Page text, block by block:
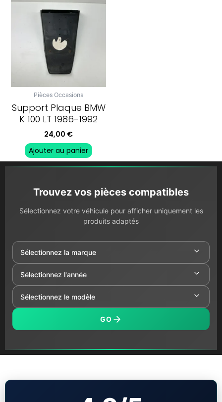
Pièces Occasions
Support Plaque BMW
K 100 LT 1986-1992
24,00 €
Ajouter au panier
Trouvez vos pièces compatibles
Sélectionnez votre véhicule pour afficher uniquement les
produits adaptés
GO